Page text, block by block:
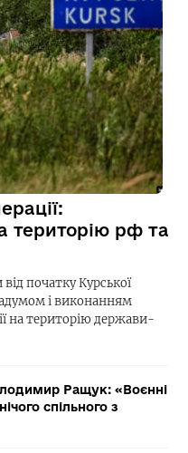
територію рф та
початку Курської
і виконанням
на територію держави-
Ращук: «Воєнні
спільного з